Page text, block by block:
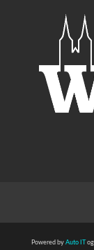
Powered by Auto IT og